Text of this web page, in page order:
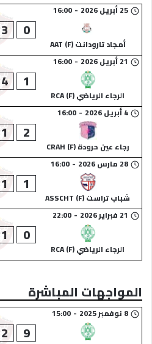
25 أبريل 2026 -
16:00
أمجاد تارودانت (F) AAT
0
3
21 أبريل 2026 -
16:00
الرجاء الرياضي (F) RCA
1
4
4 أبريل 2026 -
16:00
رجاء عين حرودة (F) CRAH
2
1
28 مارس 2026 -
16:00
شباب تراست (F) ASSCHT
1
1
21 فبراير 2026 -
22:00
الرجاء الرياضي (F) RCA
0
1
المواجهات المباشرة
8 نوفمبر 2025 -
15:00
9
2